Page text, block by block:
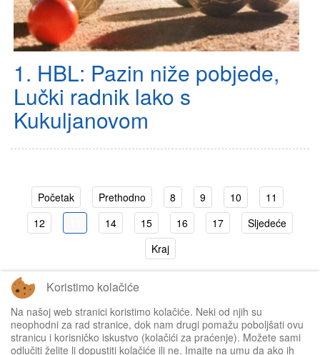
1. HBL: Pazin niže pobjede,
Lučki radnik lako s
Kukuljanovom
Početak Prethodno 8 9 10
11
12
14 15 16 17
Sljedeće
Kraj
Stranica 13 od 32
Koristimo kolačiće
Na našoj web stranici koristimo kolačiće. Neki od njih su
neophodni za rad stranice, dok nam drugi pomažu poboljšati ovu
stranicu i korisničko iskustvo (kolačići za praćenje). Možete sami
odlučiti želite li dopustiti kolačiće ili ne. Imajte na umu da ako ih